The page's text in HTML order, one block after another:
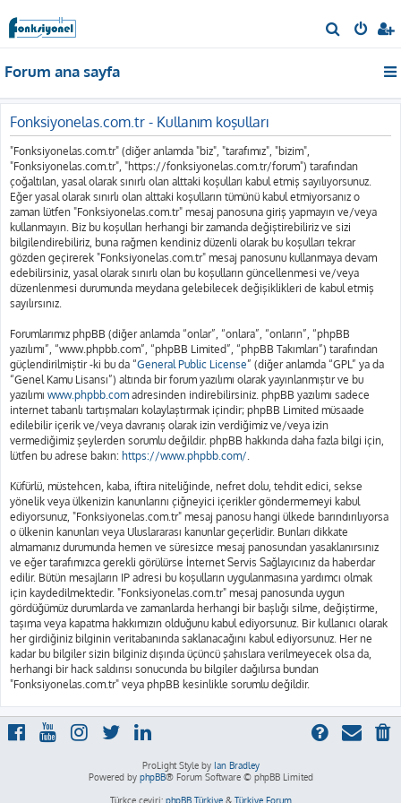
r
Forum ana sayfa
Fonksiyonelas.com.tr - Kullanım koşulları
"Fonksiyonelas.com.tr" (diğer anlamda "biz", "tarafımız", "bizim",
"Fonksiyonelas.com.tr", "https://fonksiyonelas.com.tr/forum") tarafından
çoğaltılan, yasal olarak sınırlı olan alttaki koşulları kabul etmiş sayılıyorsunuz.
Eğer yasal olarak sınırlı olan alttaki koşulların tümünü kabul etmiyorsanız o
zaman lütfen "Fonksiyonelas.com.tr" mesaj panosuna giriş yapmayın ve/veya
kullanmayın. Biz bu koşulları herhangi bir zamanda değiştirebiliriz ve sizi
bilgilendirebiliriz, buna rağmen kendiniz düzenli olarak bu koşulları tekrar
gözden geçirerek "Fonksiyonelas.com.tr" mesaj panosunu kullanmaya devam
edebilirsiniz, yasal olarak sınırlı olan bu koşulların güncellenmesi ve/veya
düzenlenmesi durumunda meydana gelebilecek değişiklikleri de kabul etmiş
sayılırsınız.
Forumlarımız phpBB (diğer anlamda “onlar”, “onlara”, “onların”, “phpBB
yazılımı”, “www.phpbb.com”, “phpBB Limited”, “phpBB Takımları”) tarafından
güçlendirilmiştir -ki bu da “General Public License” (diğer anlamda “GPL” ya da
“Genel Kamu Lisansı”) altında bir forum yazılımı olarak yayınlanmıştır ve bu
yazılımı www.phpbb.com adresinden indirebilirsiniz. phpBB yazılımı sadece
internet tabanlı tartışmaları kolaylaştırmak içindir; phpBB Limited müsaade
edilebilir içerik ve/veya davranış olarak izin verdiğimiz ve/veya izin
vermediğimiz şeylerden sorumlu değildir. phpBB hakkında daha fazla bilgi için,
lütfen bu adrese bakın: https://www.phpbb.com/.
Küfürlü, müstehcen, kaba, iftira niteliğinde, nefret dolu, tehdit edici, sekse
yönelik veya ülkenizin kanunlarını çiğneyici içerikler göndermemeyi kabul
ediyorsunuz, "Fonksiyonelas.com.tr" mesaj panosu hangi ülkede barındırılıyorsa
o ülkenin kanunları veya Uluslararası kanunlar geçerlidir. Bunları dikkate
almamanız durumunda hemen ve süresizce mesaj panosundan yasaklanırsınız
ve eğer tarafımızca gerekli görülürse İnternet Servis Sağlayıcınız da haberdar
edilir. Bütün mesajların IP adresi bu koşulların uygulanmasına yardımcı olmak
için kaydedilmektedir. "Fonksiyonelas.com.tr" mesaj panosunda uygun
gördüğümüz durumlarda ve zamanlarda herhangi bir başlığı silme, değiştirme,
taşıma veya kapatma hakkımızın olduğunu kabul ediyorsunuz. Bir kullanıcı olarak
her girdiğiniz bilginin veritabanında saklanacağını kabul ediyorsunuz. Her ne
kadar bu bilgiler sizin bilginiz dışında üçüncü şahıslara verilmeyecek olsa da,
herhangi bir hack saldırısı sonucunda bu bilgiler dağılırsa bundan
"Fonksiyonelas.com.tr" veya phpBB kesinlikle sorumlu değildir.
ProLight Style by Ian Bradley
Powered by phpBB® Forum Software © phpBB Limited
Türkçe çeviri: phpBB Türkiye& Türkiye Forum